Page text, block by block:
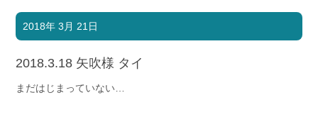
マリンクラブ
マリンライフを堪能したい！
ボート販売
ボート免許
長年の実績と信頼！
2018年 3月 21日
2018.3.18 矢吹様 タイ
まだはじまっていない…